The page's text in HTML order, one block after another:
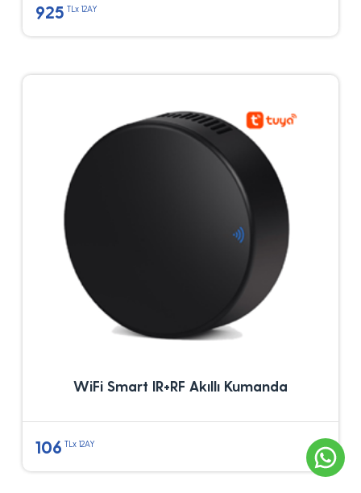
925 TLx 12AY
WiFi Smart IR+RF Akıllı Kumanda
106 TLx 12AY